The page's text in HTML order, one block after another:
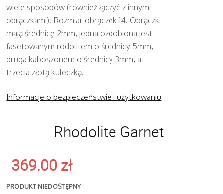
wiele sposobów (również łączyć z innymi
obrączkami). Rozmiar obrączek 14. Obrączki
mają średnicę 2mm, jedna ozdobiona jest
fasetowanym rodolitem o średnicy 5mm,
druga kaboszonem o średnicy 3mm, a
trzecia złotą kuleczką.
Informacje o bezpieczeństwie i użytkowaniu
Rhodolite Garnet
369.00 zł
PRODUKT NIEDOSTĘPNY